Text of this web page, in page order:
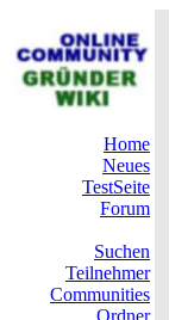
Home
Neues
TestSeite
Forum
Suchen
Teilnehmer
Communities
Ordner